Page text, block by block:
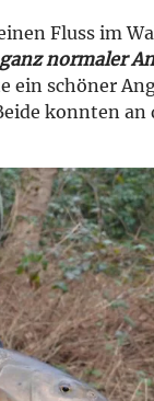
Fluss im
normaler
ein schöner
konnten an